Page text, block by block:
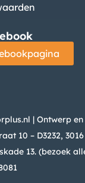
| Ontwerp
10 – D3232,
13. (bezoek